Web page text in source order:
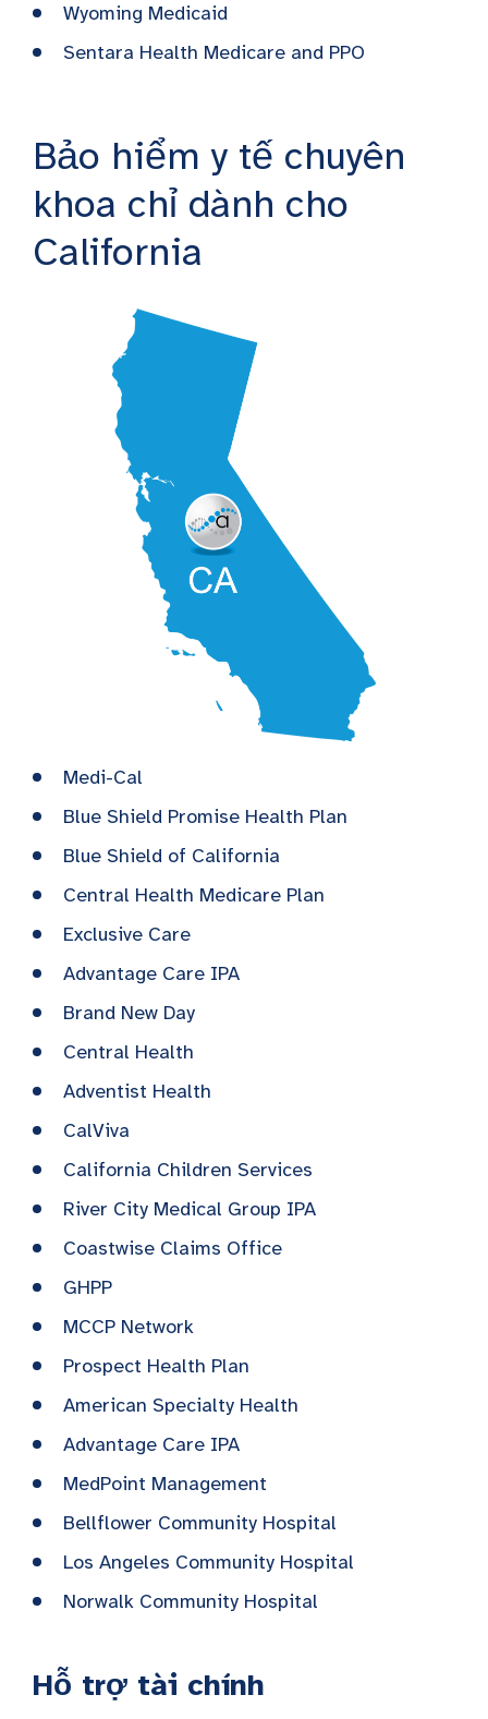
Wyoming Medicaid
Sentara Health Medicare and PPO
Bảo hiểm y tế chuyên
khoa chỉ dành cho
California
Medi-Cal
Blue Shield Promise Health Plan
Blue Shield of California
Central Health Medicare Plan
Exclusive Care
Advantage Care IPA
Brand New Day
Central Health
Adventist Health
CalViva
California Children Services
River City Medical Group IPA
Coastwise Claims Office
GHPP
MCCP Network
Prospect Health Plan
American Specialty Health
Advantage Care IPA
MedPoint Management
Bellflower Community Hospital
Los Angeles Community Hospital
Norwalk Community Hospital
Hỗ trợ tài chính